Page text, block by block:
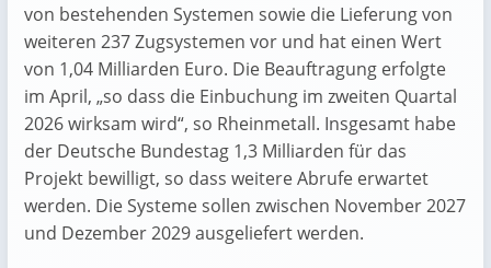
von bestehenden Systemen sowie die Lieferung von
weiteren 237 Zugsystemen vor und hat einen Wert
von 1,04 Milliarden Euro. Die Beauftragung erfolgte
im April, „so dass die Einbuchung im zweiten Quartal
2026 wirksam wird“, so Rheinmetall. Insgesamt habe
der Deutsche Bundestag 1,3 Milliarden für das
Projekt bewilligt, so dass weitere Abrufe erwartet
werden. Die Systeme sollen zwischen November 2027
und Dezember 2029 ausgeliefert werden.